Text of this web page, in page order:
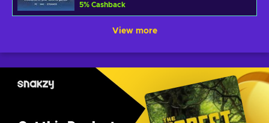
5% Cashback
View more